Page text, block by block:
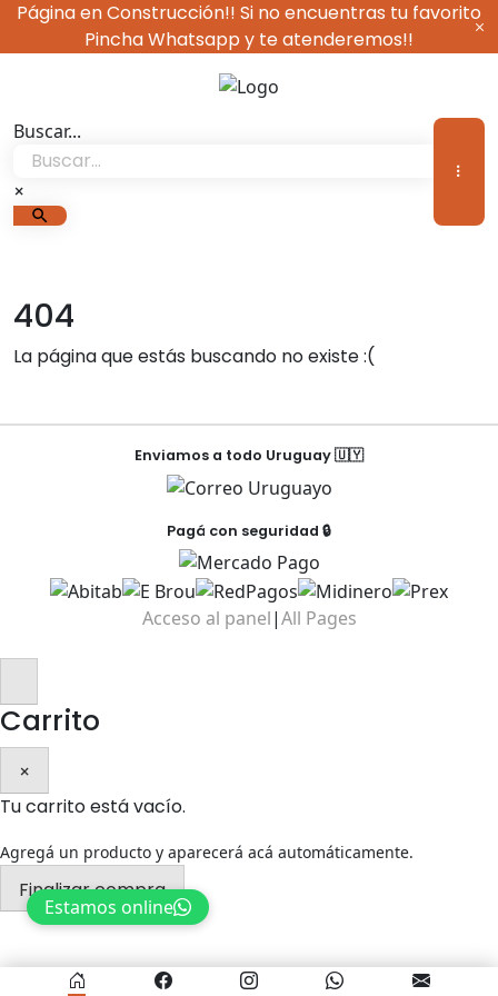
Página en Construcción!! Si no encuentras tu favorito
Pincha Whatsapp y te atenderemos!!
Devané
Buscar...
×
404
La página que estás buscando no existe :(
Enviamos a todo Uruguay 🇺🇾
Pagá con seguridad 🔒
Estamos online
Acceso al panel|All Pages
Carrito
×
Tu carrito está vacío.
Agregá un producto y aparecerá acá automáticamente.
Finalizar compra